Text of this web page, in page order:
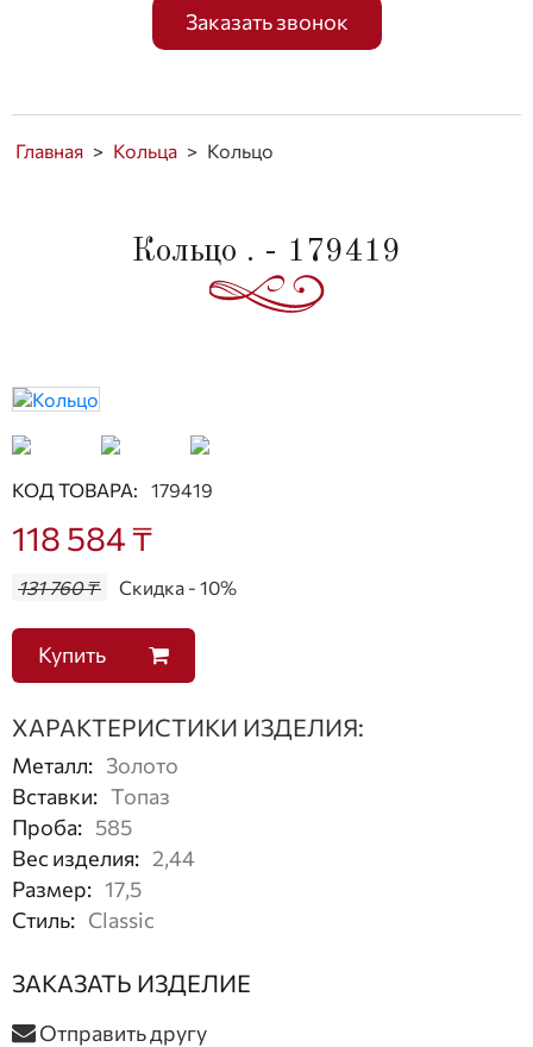
Заказать звонок
Главная > Кольца > Кольцо
Кольцо . - 179419
КОД ТОВАРА: 179419
118 584 ₸
131 760 ₸ Скидка - 10%
Купить
ХАРАКТЕРИСТИКИ ИЗДЕЛИЯ:
Металл: Золото
Вставки: Топаз
Проба: 585
Вес изделия: 2,44
Размер: 17,5
Стиль: Classic
ЗАКАЗАТЬ ИЗДЕЛИЕ
Отправить другу